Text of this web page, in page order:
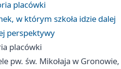
placówki
w którym szkoła idzie dalej
perspektywy
placówki
pw. św. Mikołaja w